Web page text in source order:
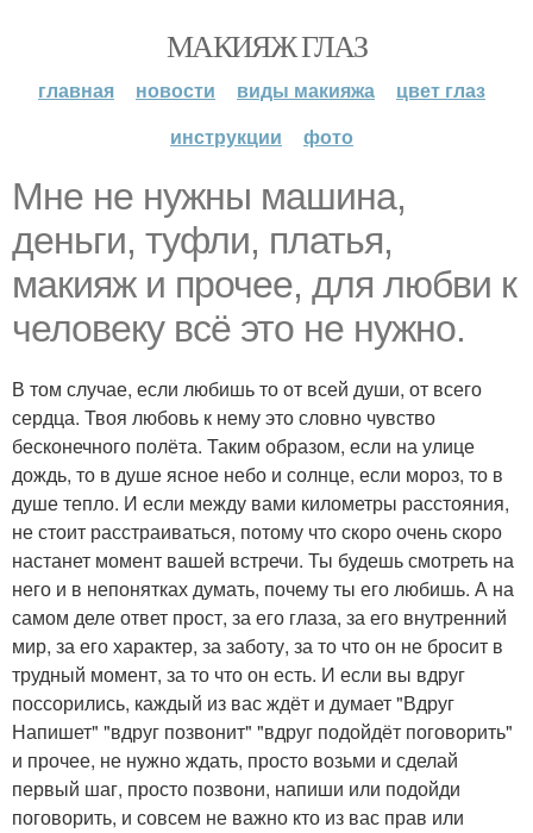
МАКИЯЖ ГЛАЗ
главная новости виды макияжа
цвет глаз
инструкции
фото
Мне не нужны машина,
деньги, туфли, платья,
макияж и прочее, для любви к
человеку всё это не нужно.
В том случае, если любишь то от всей души, от всего
сердца. Твоя любовь к нему это словно чувство
бесконечного полёта. Таким образом, если на улице
дождь, то в душе ясное небо и солнце, если мороз, то в
душе тепло. И если между вами километры расстояния,
не стоит расстраиваться, потому что скоро очень скоро
настанет момент вашей встречи. Ты будешь смотреть на
него и в непонятках думать, почему ты его любишь. А на
самом деле ответ прост, за его глаза, за его внутренний
мир, за его характер, за заботу, за то что он не бросит в
трудный момент, за то что он есть. И если вы вдруг
поссорились, каждый из вас ждёт и думает "Вдруг
Напишет" "вдруг позвонит" "вдруг подойдёт поговорить"
и прочее, не нужно ждать, просто возьми и сделай
первый шаг, просто позвони, напиши или подойди
поговорить, и совсем не важно кто из вас прав или